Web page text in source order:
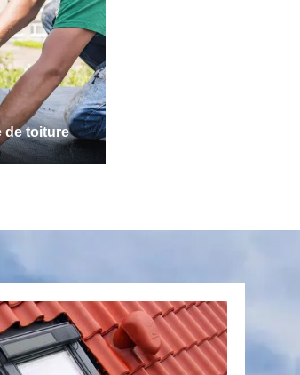
de toiture